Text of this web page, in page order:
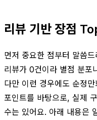
리뷰 기반 장점
먼저 중요한 점부터 말씀
리뷰가 0건이라 별점 분포
다만 이런 경우에도 순정
포인트를 바탕으로, 실제
수는 있어요. 아래 내용은